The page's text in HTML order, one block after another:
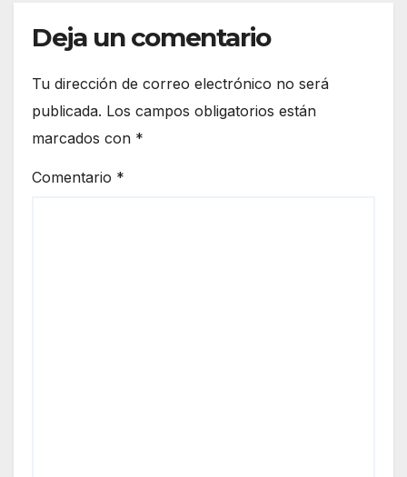
Deja un comentario
Tu dirección de correo electrónico no será
publicada. Los campos obligatorios están
marcados con *
Comentario *